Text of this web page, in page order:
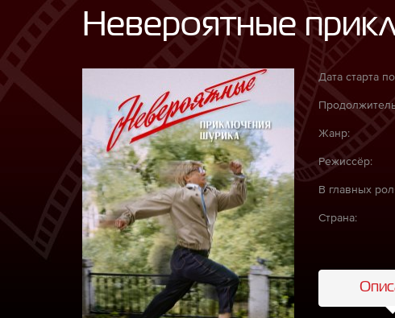
Невероятные
Дата старта
Жанр:
Режиссёр:
В главных
Страна: